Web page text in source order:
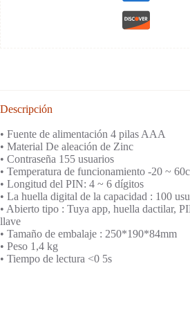
Descripción
• Fuente de alimentación 4 pilas AAA
• Material De aleación de Zinc
• Contraseña 155 usuarios
• Temperatura de funcionamiento -20 ~ 60c
• Longitud del PIN: 4 ~ 6 dígitos
• La huella digital de la capacidad : 100
• Abierto tipo : Tuya app, huella dactilar,
llave
• Tamaño de embalaje : 250*190*84mm
• Peso 1,4 kg
• Tiempo de lectura <0 5s